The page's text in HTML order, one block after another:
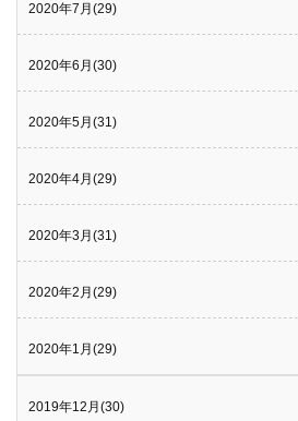
2020年7月(29)
2020年6月(30)
2020年5月(31)
2020年4月(29)
2020年3月(31)
2020年2月(29)
2020年1月(29)
2019年12月(30)